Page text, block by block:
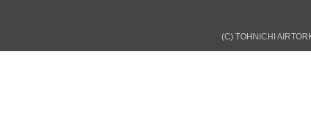
(C) TOHNICHI